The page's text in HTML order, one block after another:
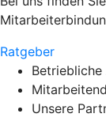
Ratgeber
Unsere